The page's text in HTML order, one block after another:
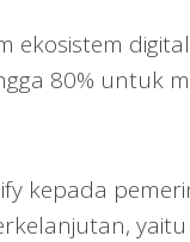
ekosistem
80% untuk
kepada